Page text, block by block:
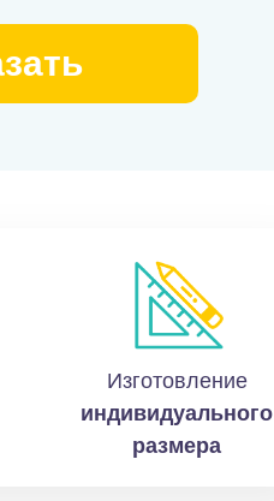
Изготовление
индивидуального
размера